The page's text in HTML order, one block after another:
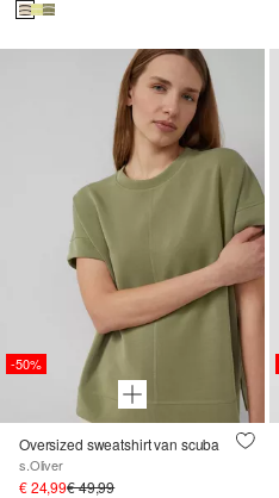
-50%
Oversized sweatshirt van scuba
s.Oliver
€ 24,99€ 49,99